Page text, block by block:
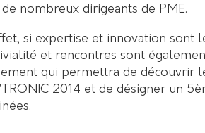
de nombreux dirigeants de PME.
si expertise et innovation sont
et rencontres sont
qui permettra de découvrir
2014 et de désigner un